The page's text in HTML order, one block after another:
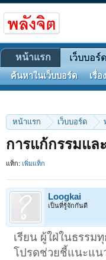
หน้าแรก เว็บบอร์ด
การแก้กรรมแล
แท็ก: เพิ่มแท็ก
Loogkai
เป็นที่รู้จักกันดี
เรียน ผู้ใฝ่ในธรรม
โปรดช่วยชี้แนะแน
หน้าแรก เว็บบอร์ด
ค้นหาในเว็บบอร์ด เรื่อ